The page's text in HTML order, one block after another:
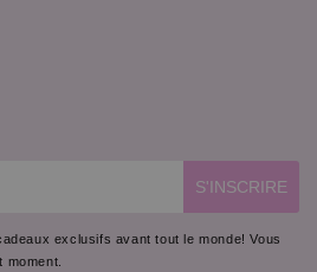
S'INSCRIRE
exclusifs avant tout le monde! Vous